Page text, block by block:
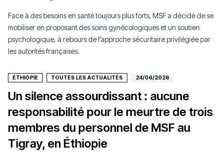
Face à des besoins en santé toujours plus forts, MSF a décidé de se
mobiliser en proposant des soins gynécologiques et un soutien
psychologique, à rebours de l’approche sécuritaire privilégiée par
les autorités françaises.
ÉTHIOPIE TOUTES LES ACTUALITÉS 24/06/2026
Un silence assourdissant : aucune
responsabilité pour le meurtre de trois
membres du personnel de MSF au
Tigray, en Éthiopie